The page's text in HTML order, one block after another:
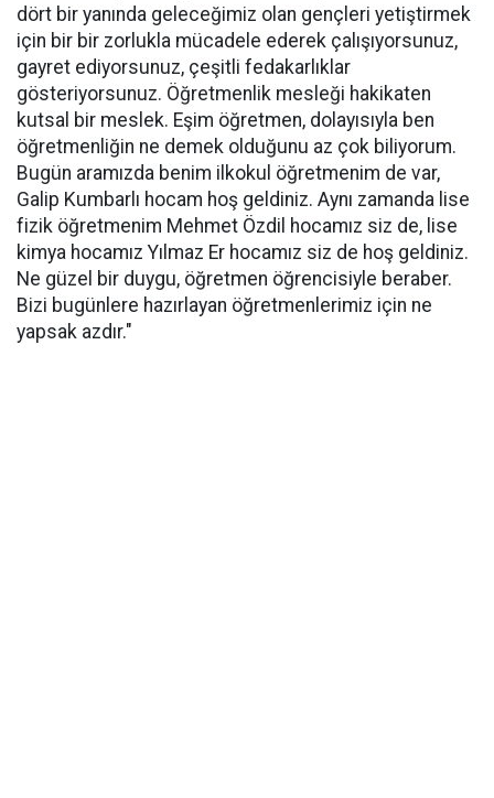
dört bir yanında geleceğimiz olan gençleri yetiştirmek
için bir bir zorlukla mücadele ederek çalışıyorsunuz,
gayret ediyorsunuz, çeşitli fedakarlıklar
gösteriyorsunuz. Öğretmenlik mesleği hakikaten
kutsal bir meslek. Eşim öğretmen, dolayısıyla ben
öğretmenliğin ne demek olduğunu az çok biliyorum.
Bugün aramızda benim ilkokul öğretmenim de var,
Galip Kumbarlı hocam hoş geldiniz. Aynı zamanda lise
fizik öğretmenim Mehmet Özdil hocamız siz de, lise
kimya hocamız Yılmaz Er hocamız siz de hoş geldiniz.
Ne güzel bir duygu, öğretmen öğrencisiyle beraber.
Bizi bugünlere hazırlayan öğretmenlerimiz için ne
yapsak azdır."